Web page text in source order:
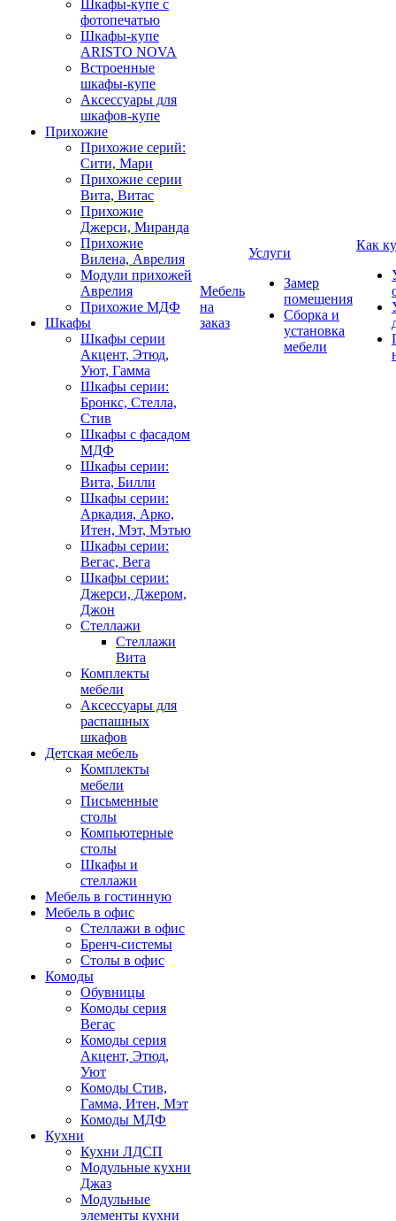
Шкафы-купе с
фотопечатью
Шкафы-купе
ARISTO NOVA
Встроенные
шкафы-купе
Аксессуары для
шкафов-купе
Прихожие
Прихожие серий:
Сити, Мари
Прихожие серии
Вита, Витас
Прихожие
Джерси, Миранда
Прихожие
Вилена, Аврелия
Модули прихожей
Аврелия
Прихожие МДФ
Шкафы
Шкафы серии
Акцент, Этюд,
Уют, Гамма
Шкафы серии:
Бронкс, Стелла,
Стив
Шкафы с фасадом
МДФ
Шкафы серии:
Вита, Билли
Шкафы серии:
Аркадия, Арко,
Итен, Мэт, Мэтью
Шкафы серии:
Вегас, Вега
Шкафы серии:
Джерси, Джером,
Джон
Стеллажи
Стеллажи
Вита
Комплекты
мебели
Аксессуары для
распашных
шкафов
Детская мебель
Комплекты
мебели
Письменные
столы
Компьютерные
столы
Шкафы и
стеллажи
Мебель в гостинную
Мебель в офис
Стеллажи в офис
Бренч-системы
Столы в офис
Комоды
Обувницы
Комоды серия
Вегас
Комоды серия
Акцент, Этюд,
Уют
Комоды Стив,
Гамма, Итен, Мэт
Комоды МДФ
Кухни
Кухни ЛДСП
Модульные кухни
Джаз
Модульные
элементы кухни
Мебель
на
заказ
Услуги
Замер
помещения
Сборка и
установка
мебели
Как